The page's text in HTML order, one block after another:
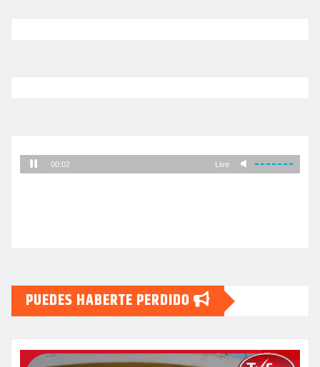
PUEDES HABERTE PERDIDO